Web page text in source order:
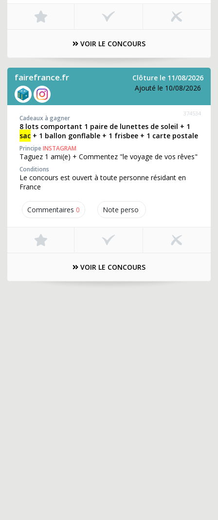
VOIR LE CONCOURS
fairefrance.fr
Clôture le 11/08/2026
Ajouté le 10/08/2026
Commentaires 0 Note perso
374534
Cadeaux à gagner
8 lots comportant 1 paire de lunettes de soleil + 1
sac + 1 ballon gonflable + 1 frisbee + 1 carte postale
PrincipeINSTAGRAM
Taguez 1 ami(e) + Commentez "le voyage de vos rêves"
Conditions
Le concours est ouvert à toute personne résidant en
France
VOIR LE CONCOURS